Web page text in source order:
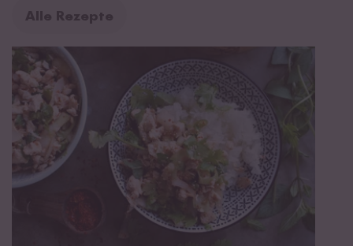
Alle Rezepte